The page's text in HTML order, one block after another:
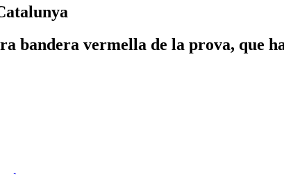
bandera vermella de la prova, que